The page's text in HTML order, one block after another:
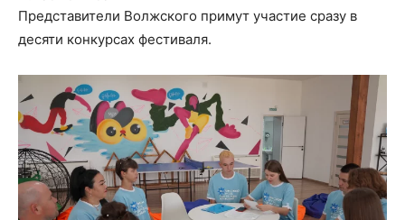
Представители Волжского примут участие сразу в
десяти конкурсах фестиваля.